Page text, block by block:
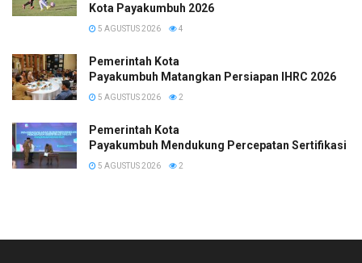
Kota Payakumbuh 2026
5 AGUSTUS 2026 4
Pemerintah Kota
Payakumbuh Matangkan Persiapan IHRC 2026
5 AGUSTUS 2026 2
Pemerintah Kota
Payakumbuh Mendukung Percepatan Sertifikasi
5 AGUSTUS 2026 2